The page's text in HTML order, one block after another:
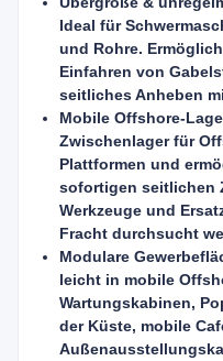
Ideal für
und Rohre.
Einfahren von
seitliches Anheben
Mobile Offshore-
Zwischenlager für
Plattformen und
sofortigen seitlichen
Werkzeuge und
Fracht durchsucht
Modulare
leicht in mobile
Wartungskabinen,
der Küste, mobile